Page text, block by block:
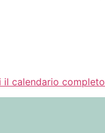
il calendario completo